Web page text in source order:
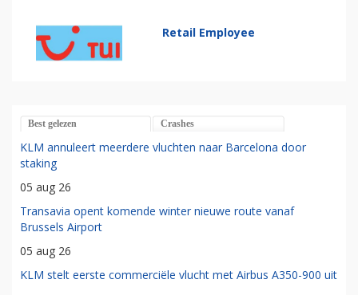
Retail Employee
Best gelezen Crashes
KLM annuleert meerdere vluchten naar Barcelona door
staking
05 aug 26
Transavia opent komende winter nieuwe route vanaf
Brussels Airport
05 aug 26
KLM stelt eerste commerciële vlucht met Airbus A350-900 uit